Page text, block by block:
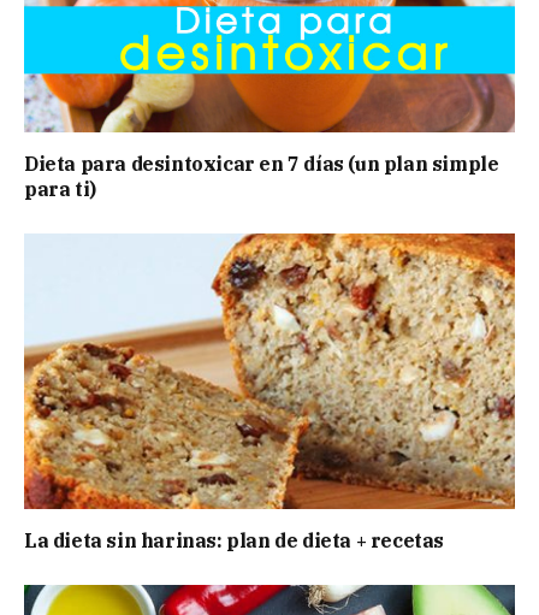
Dieta para desintoxicar en 7 días (un plan simple
para ti)
La dieta sin harinas: plan de dieta + recetas